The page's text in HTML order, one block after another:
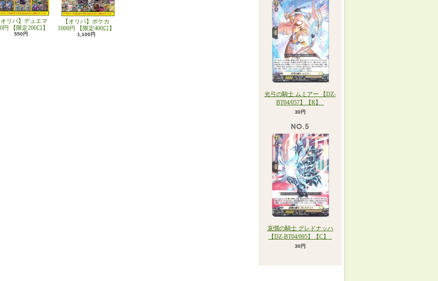
リパ】デュエマ
円 【限定200口】
550円
【オリパ】ポケカ
1000円 【限定400口】
1,100円
光弓の騎士 ムミアー 【DZ-
BT04/057】【R】_
30円
哀憫の騎士 グレドナッハ
【DZ-BT04/095】【C】_
30円